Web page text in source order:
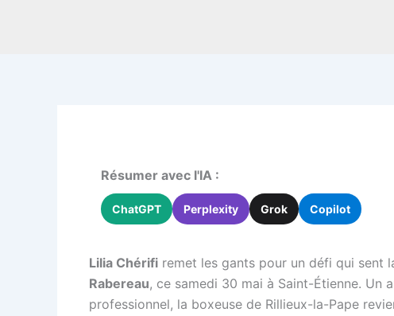
Résumer avec l'IA :
ChatGPT Perplexity Grok Copilot
Lilia Chérifi remet les gants pour un défi qui sent
Rabereau, ce samedi 30 mai à Saint-Étienne. Un
professionnel, la boxeuse de Rillieux-la-Pape